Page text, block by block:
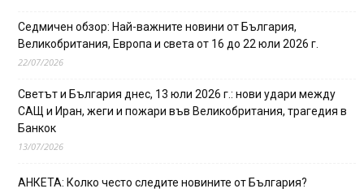
Седмичен обзор: Най-важните новини от България,
Великобритания, Европа и света от 16 до 22 юли 2026 г.
22/07/2026
Светът и България днес, 13 юли 2026 г.: нови удари между
САЩ и Иран, жеги и пожари във Великобритания, трагедия в
Банкок
13/07/2026
АНКЕТА: Колко често следите новините от България?